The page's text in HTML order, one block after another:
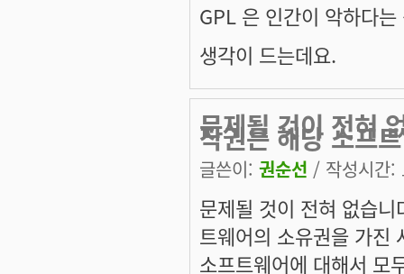
GPL 은 인간이 악하다
생각이 드는데요.
문제될 것이 전혀
작권은 해당 소프트
글쓴이: 권순선 / 작성시간
문제될 것이 전혀 없습
트웨어의 소유권을 가
소프트웨어에 대해서 모